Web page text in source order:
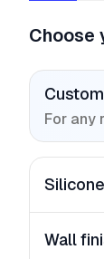
Choose
For any
Wall